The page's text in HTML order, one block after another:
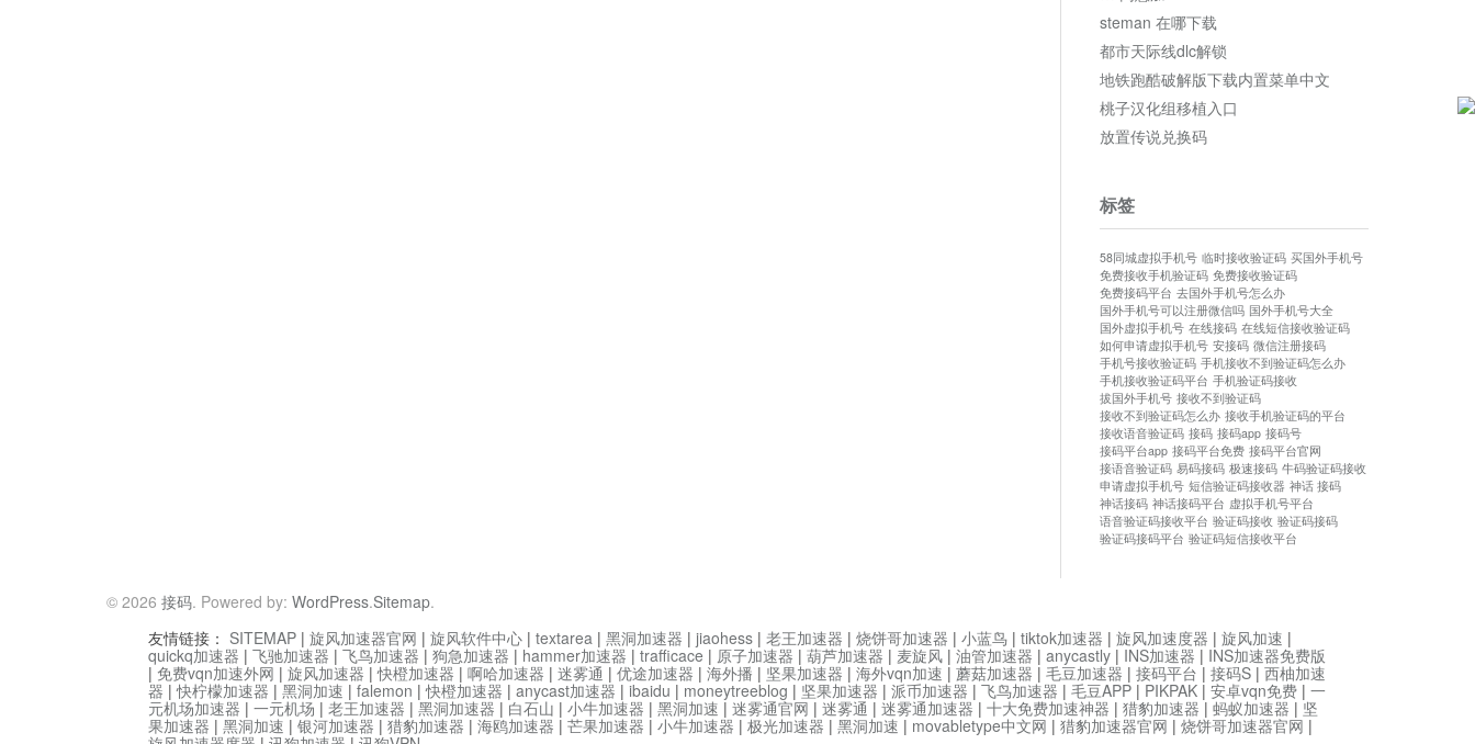
steman 在哪下载
都市天际线dlc解锁
地铁跑酷破解版下载内置菜单中文
桃子汉化组移植入口
放置传说兑换码
标签
58同城虚拟手机号 临时接收验证码 买国外手机号
免费接收手机验证码 免费接收验证码
免费接码平台 去国外手机号怎么办
国外手机号可以注册微信吗 国外手机号大全
国外虚拟手机号 在线接码 在线短信接收验证码
如何申请虚拟手机号 安接码 微信注册接码
手机号接收验证码 手机接收不到验证码怎么办
手机接收验证码平台 手机验证码接收
拔国外手机号 接收不到验证码
接收不到验证码怎么办 接收手机验证码的平台
接收语音验证码 接码 接码app 接码号
接码平台app 接码平台免费 接码平台官网
接语音验证码 易码接码 极速接码 牛码验证码接收
申请虚拟手机号 短信验证码接收器 神话 接码
神话接码 神话接码平台 虚拟手机号平台
语音验证码接收平台 验证码接收 验证码接码
验证码接码平台 验证码短信接收平台
© 2026 接码. Powered by: WordPress.Sitemap.
友情链接： SITEMAP | 旋风加速器官网 | 旋风软件中心 | textarea | 黑洞加速器 | jiaohess | 老王加速器 | 烧饼哥加速器 | 小蓝鸟 | tiktok加速器 | 旋风加速度器 | 旋风加速 |
quickq加速器 | 飞驰加速器 | 飞鸟加速器 | 狗急加速器 | hammer加速器 | trafficace | 原子加速器 | 葫芦加速器 | 麦旋风 | 油管加速器 | anycastly | INS加速器 | INS加速器免费版
| 免费vqn加速外网 | 旋风加速器 |快橙加速器 | 啊哈加速器 | 迷雾通 | 优途加速器 | 海外播 | 坚果加速器 | 海外vqn加速 | 蘑菇加速器 | 毛豆加速器 | 接码平台 | 接码S | 西柚加速
器 |快柠檬加速器 | 黑洞加速 | falemon |快橙加速器 | anycast加速器 | ibaidu | moneytreeblog | 坚果加速器 | 派币加速器 | 飞鸟加速器 | 毛豆APP | PIKPAK | 安卓vqn免费 | 一
元机场加速器 | 一元机场 | 老王加速器 | 黑洞加速器 | 白石山 | 小牛加速器 | 黑洞加速 | 迷雾通官网 | 迷雾通 | 迷雾通加速器 | 十大免费加速神器 | 猎豹加速器 | 蚂蚁加速器 | 坚
果加速器 | 黑洞加速 | 银河加速器 | 猎豹加速器 | 海鸥加速器 | 芒果加速器 | 小牛加速器 | 极光加速器 | 黑洞加速 | movabletype中文网 | 猎豹加速器官网 | 烧饼哥加速器官网 |